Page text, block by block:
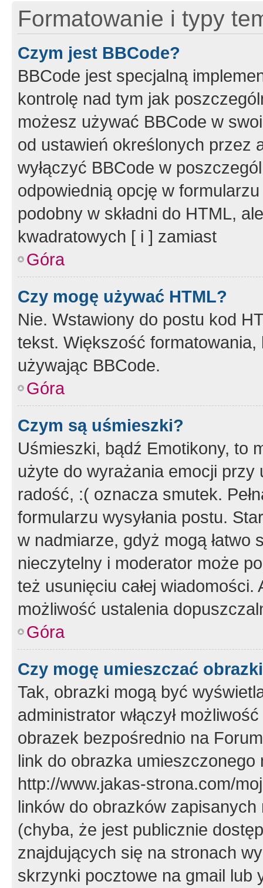
Formatowanie i typy
Czym jest BBCode?
BBCode jest specjalną
kontrolę nad tym jak
możesz używać BBCode w
od ustawień określonych przez
wyłączyć BBCode w
odpowiednią opcję w
podobny w składni do HTML,
kwadratowych [ i ] zamiast
Góra
Czy mogę używać HTML?
Nie. Wstawiony do postu kod
tekst. Większość
używając BBCode.
Góra
Czym są uśmieszki?
Uśmieszki, bądź Emotikony, to
użyte do wyrażania emocji
radość, :( oznacza smutek.
formularzu wysyłania postu.
w nadmiarze, gdyż mogą
nieczytelny i moderator może
też usunięciu całej
możliwość ustalenia
Góra
Czy mogę umieszczać
Tak, obrazki mogą być
administrator włączył
obrazek bezpośrednio na
link do obrazka
http://www.jakas-strona.com/
linków do obrazków
(chyba, że jest publicznie
znajdujących się na stronach
skrzynki pocztowe na gmail lub